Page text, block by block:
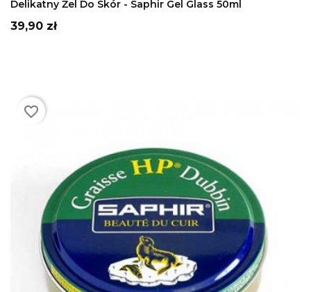
Delikatny Żel Do Skór - Saphir Gel Glass 50ml
Cena
39,90 zł
favorite_border